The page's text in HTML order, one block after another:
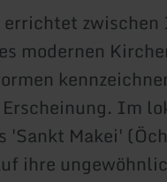
modernen
Im
'Sankt Makei'
ihre